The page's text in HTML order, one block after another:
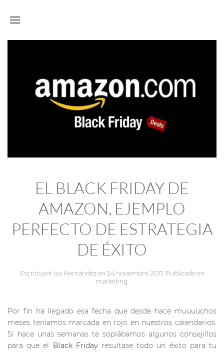
EL BLACK FRIDAY DE
AMAZON, EJEMPLO
PERFECTO DE ESTRATEGIA
DE ÉXITO
Escrito por Isa Hernándezen 24 noviembre, 2017. Publicado en
marketing.
Por fin ha llegado esa fecha que desde hace muuuuchos
meses teníamos marcada en rojo en nuestros calendarios.
Si hace unas semanas te soplábamos algunos consejillos
para que el Black Friday resultase todo un éxito para tu